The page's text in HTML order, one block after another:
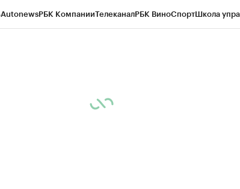
AutonewsРБК КомпанииТелеканалРБК ВиноСпортШкола